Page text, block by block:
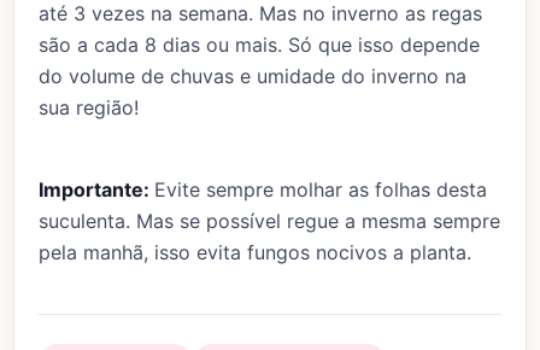
até 3 vezes na semana. Mas no inverno as regas
são a cada 8 dias ou mais. Só que isso depende
do volume de chuvas e umidade do inverno na
sua região!
Importante: Evite sempre molhar as folhas desta
suculenta. Mas se possível regue a mesma sempre
pela manhã, isso evita fungos nocivos a planta.